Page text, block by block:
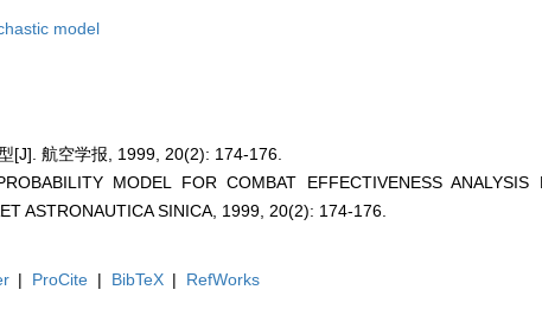
model
[J]. 航空学报, 1999, 20(2): 174-176.
MODEL FOR COMBAT EFFECTIVENESS ANALYSIS
ASTRONAUTICA SINICA, 1999, 20(2): 174-176.
| ProCite | BibTeX |
RefWorks